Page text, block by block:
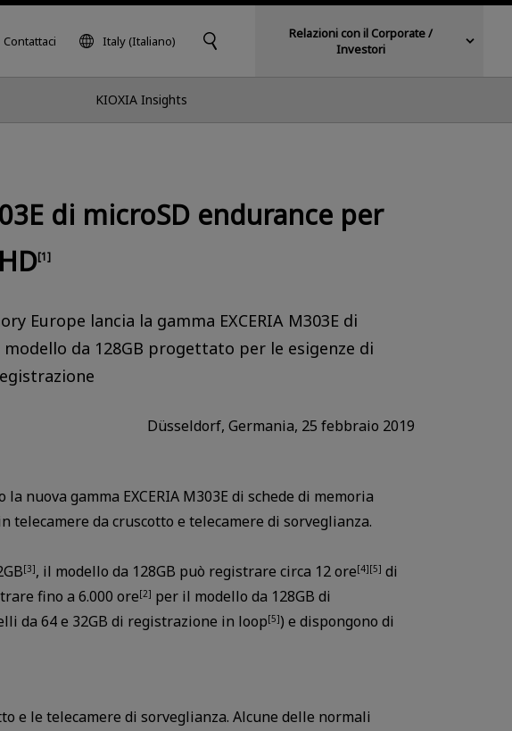
Contattaci Italy (Italiano)
Relazioni con il Corporate /
Investori
KIOXIA Insights
di microSD endurance per
[1]
Europe lancia la gamma EXCERIA M303E di
modello da 128GB progettato per le esigenze di
Düsseldorf, Germania, 25 febbraio 2019
nuova gamma EXCERIA M303E di schede di memoria
da cruscotto e telecamere di sorveglianza.
[3], il modello da 128GB può registrare circa 12 ore[4][5] di
fino a 6.000 ore[2] per il modello da 128GB di
da 64 e 32GB di registrazione in loop[5]) e dispongono di
e le telecamere di sorveglianza. Alcune delle normali